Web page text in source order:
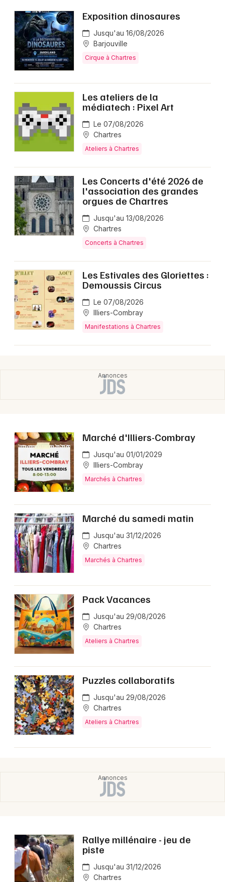
Exposition dinosaures
Jusqu'au 16/08/2026
Barjouville
Cirque à Chartres
Les ateliers de la
médiatech : Pixel Art
Le 07/08/2026
Chartres
Ateliers à Chartres
Les Concerts d'été 2026 de
l'association des grandes
orgues de Chartres
Jusqu'au 13/08/2026
Chartres
Concerts à Chartres
Les Estivales des Gloriettes :
Demoussis Circus
Le 07/08/2026
Illiers-Combray
Manifestations à Chartres
Marché d'Illiers-Combray
Jusqu'au 01/01/2029
Illiers-Combray
Marchés à Chartres
Marché du samedi matin
Jusqu'au 31/12/2026
Chartres
Marchés à Chartres
Pack Vacances
Jusqu'au 29/08/2026
Chartres
Ateliers à Chartres
Puzzles collaboratifs
Jusqu'au 29/08/2026
Chartres
Ateliers à Chartres
Rallye millénaire - jeu de
piste
Jusqu'au 31/12/2026
Chartres